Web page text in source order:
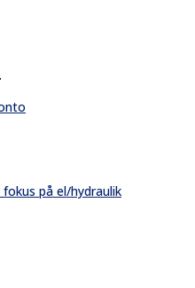
på el/hydraulik